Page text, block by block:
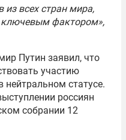
из всех стран мира,
ключевым фактором»,
Путин заявил, что
участию
статусе.
россиян
собрании 12